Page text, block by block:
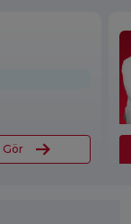
Gör